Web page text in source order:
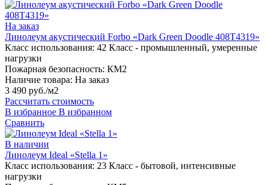
На заказ
Линолеум акустический Forbo «Dark Green Doodle 408T4319»
Класс использования: 42 Класс - промышленный, умеренные
нагрузки
Пожарная безопасность: КМ2
Наличие товара: На заказ
3 490 руб./м2
Рассчитать стоимость
В избранное В избранном
Сравнить
В наличии
Линолеум Ideal «Stella 1»
Класс использования: 23 Класс - бытовой, интенсивные
нагрузки